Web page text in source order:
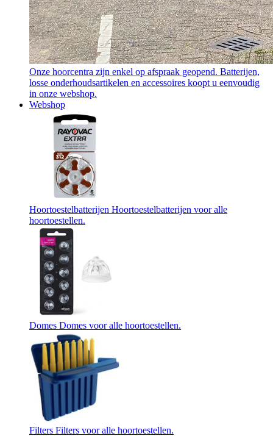
Onze hoorcentra zijn enkel op afspraak geopend. Batterijen,
losse onderhoudsartikelen en accessoires koopt u eenvoudig
in onze webshop.
Webshop
Hoortoestelbatterijen Hoortoestelbatterijen voor alle
hoortoestellen.
Domes Domes voor alle hoortoestellen.
Filters Filters voor alle hoortoestellen.